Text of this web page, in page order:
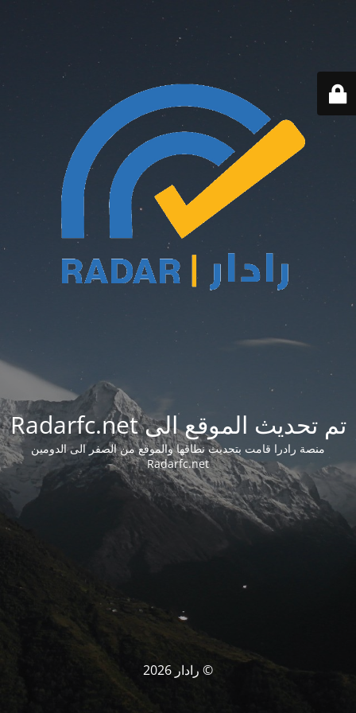
تم تحديث الموقع الى Radarfc.net
منصة رادرا قامت بتحديث نطاقها والموقع من الصفر الى الدومين
Radarfc.net
© رادار 2026